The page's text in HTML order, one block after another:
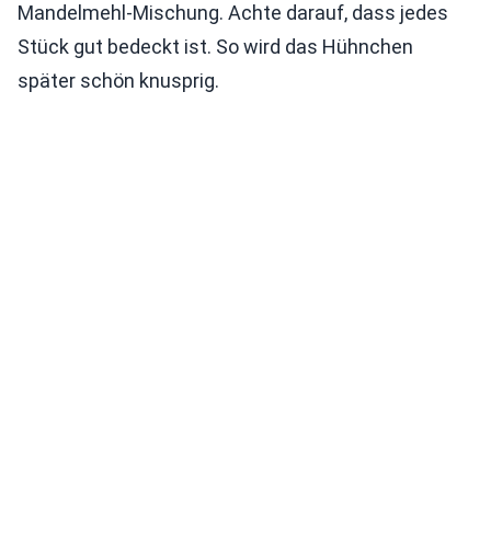
Mandelmehl-Mischung. Achte darauf, dass jedes
Stück gut bedeckt ist. So wird das Hühnchen
später schön knusprig.